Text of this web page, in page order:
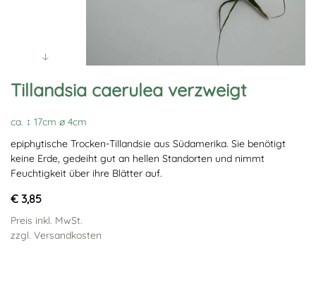
Tillandsia caerulea verzweigt
ca. ↕ 17cm ∅ 4cm
epiphytische Trocken-Tillandsie aus Südamerika. Sie benötigt
keine Erde, gedeiht gut an hellen Standorten und nimmt
Feuchtigkeit über ihre Blätter auf.
€ 3,85
Preis inkl. MwSt.
zzgl. Versandkosten